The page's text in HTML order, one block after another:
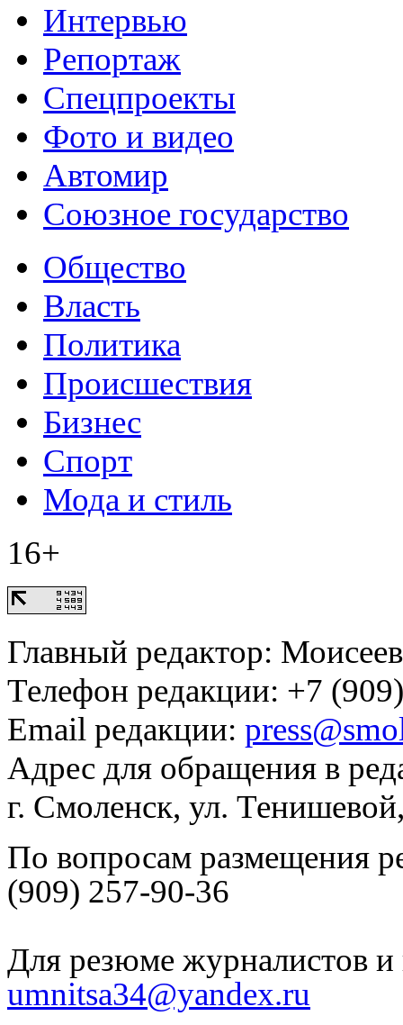
Интервью
Репортаж
Спецпроекты
Фото и видео
Автомир
Союзное государство
Общество
Власть
Политика
Происшествия
Бизнес
Спорт
Мода и стиль
16+
Главный редактор:
Телефон редакции: +7
Email редакции:
Адрес для обращения в
г. Смоленск, ул.
По вопросам размещения
(909) 257-90-36
Для резюме журналистов и
umnitsa34@yandex.ru